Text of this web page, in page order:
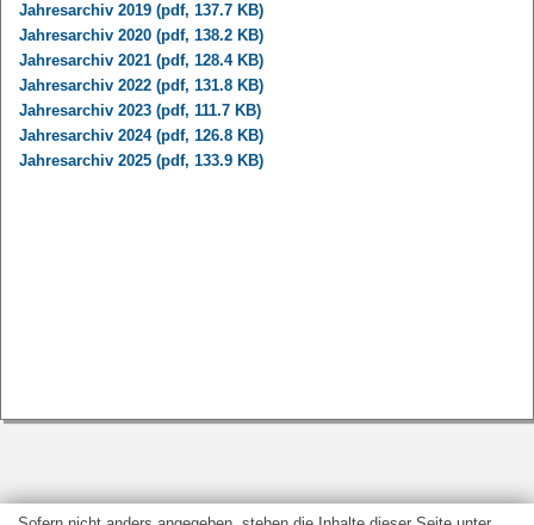
Jahresarchiv 2019 (pdf, 137.7 KB)
Jahresarchiv 2020 (pdf, 138.2 KB)
Jahresarchiv 2021 (pdf, 128.4 KB)
Jahresarchiv 2022 (pdf, 131.8 KB)
Jahresarchiv 2023 (pdf, 111.7 KB)
Jahresarchiv 2024 (pdf, 126.8 KB)
Jahresarchiv 2025 (pdf, 133.9 KB)